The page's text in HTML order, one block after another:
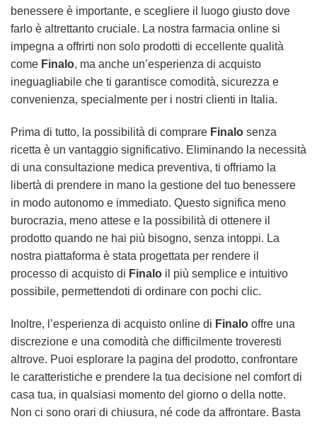
benessere è importante, e scegliere il luogo giusto dove
farlo è altrettanto cruciale. La nostra farmacia online si
impegna a offrirti non solo prodotti di eccellente qualità
come Finalo, ma anche un’esperienza di acquisto
ineguagliabile che ti garantisce comodità, sicurezza e
convenienza, specialmente per i nostri clienti in Italia.
Prima di tutto, la possibilità di comprare Finalo senza
ricetta è un vantaggio significativo. Eliminando la necessità
di una consultazione medica preventiva, ti offriamo la
libertà di prendere in mano la gestione del tuo benessere
in modo autonomo e immediato. Questo significa meno
burocrazia, meno attese e la possibilità di ottenere il
prodotto quando ne hai più bisogno, senza intoppi. La
nostra piattaforma è stata progettata per rendere il
processo di acquisto di Finalo il più semplice e intuitivo
possibile, permettendoti di ordinare con pochi clic.
Inoltre, l’esperienza di acquisto online di Finalo offre una
discrezione e una comodità che difficilmente troveresti
altrove. Puoi esplorare la pagina del prodotto, confrontare
le caratteristiche e prendere la tua decisione nel comfort di
casa tua, in qualsiasi momento del giorno o della notte.
Non ci sono orari di chiusura, né code da affrontare. Basta